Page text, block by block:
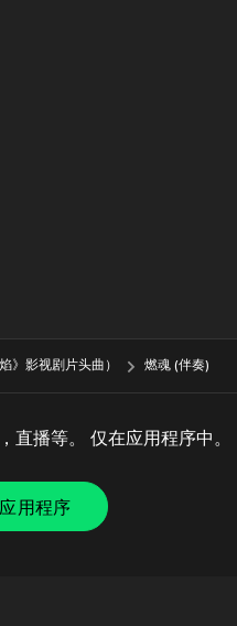
》影视剧片头曲） 燃魂 (伴奏)
直播等。 仅在应用程序中。
用程序